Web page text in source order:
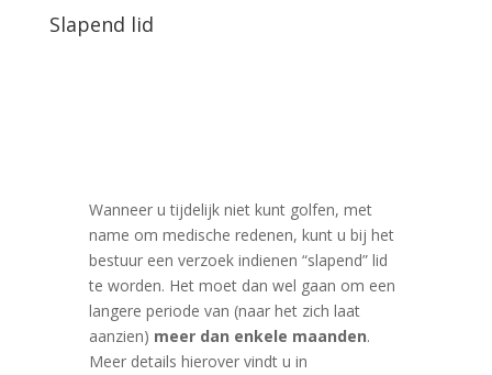
Slapend lid
Wanneer u tijdelijk niet kunt golfen, met
name om medische redenen, kunt u bij het
bestuur een verzoek indienen “slapend” lid
te worden. Het moet dan wel gaan om een
langere periode van (naar het zich laat
aanzien) meer dan enkele maanden.
Meer details hierover vindt u in